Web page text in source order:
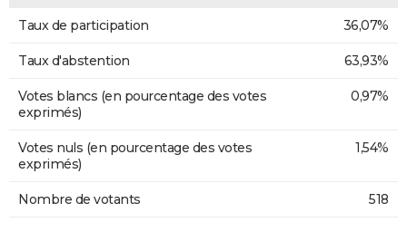
Taux de participation 36,07%
Taux d'abstention 63,93%
Votes blancs (en pourcentage des votes
exprimés)
0,97%
Votes nuls (en pourcentage des votes
exprimés)
1,54%
Nombre de votants 518